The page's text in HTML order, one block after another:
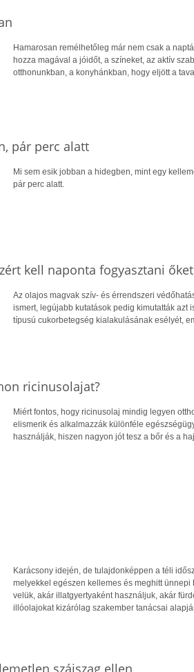
Hamarosan remélhetőleg már nem csak a
hozza magával a jóidőt, a színeket, az aktív
otthonunkban, a konyhánkban, hogy eljött a
pár perc alatt
Mi sem esik jobban a hidegben, mint egy
pár perc alatt.
kell naponta fogyasztani
Az olajos magvak szív- és érrendszeri
ismert, legújabb kutatások pedig kimutatták azt
típusú cukorbetegség kialakulásának esélyét,
ricinusolajat?
Miért fontos, hogy ricinusolaj mindig legyen
elismerik és alkalmazzák különféle
használják, hiszen nagyon jót tesz a bőr és a
Karácsony idején, de tulajdonképpen a téli
melyekkel egészen kellemes és meghitt
velük, akár illatgyertyaként használjuk, akár
illóolajokat kizárólag szakember tanácsai
szájszag ellen